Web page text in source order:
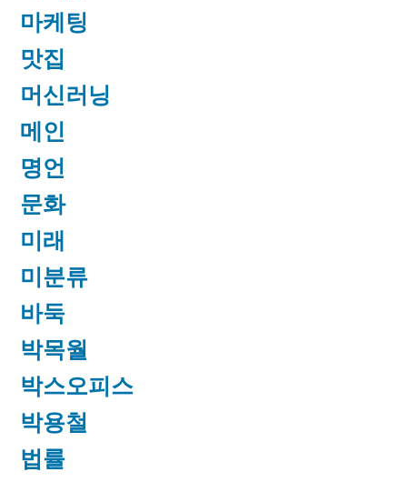
마케팅
맛집
머신러닝
메인
명언
문화
미래
미분류
바둑
박목월
박스오피스
박용철
법률